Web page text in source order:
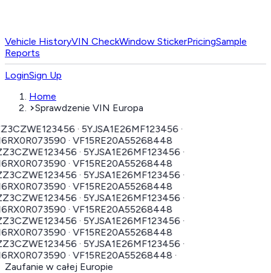
Vehicle HistoryVIN CheckWindow StickerPricingSample
Reports
LoginSign Up
Home
Sprawdzenie VIN Europa
· 5YJSA1E26MF123456 ·
· VF15RE20A55268448
· 5YJSA1E26MF123456 ·
· VF15RE20A55268448
· 5YJSA1E26MF123456 ·
· VF15RE20A55268448
· 5YJSA1E26MF123456 ·
· VF15RE20A55268448
· 5YJSA1E26MF123456 ·
· VF15RE20A55268448
· 5YJSA1E26MF123456 ·
· VF15RE20A55268448 ·
Zaufanie w całej Europie